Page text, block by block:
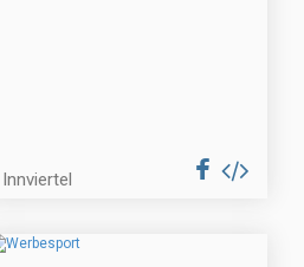
Innviertel